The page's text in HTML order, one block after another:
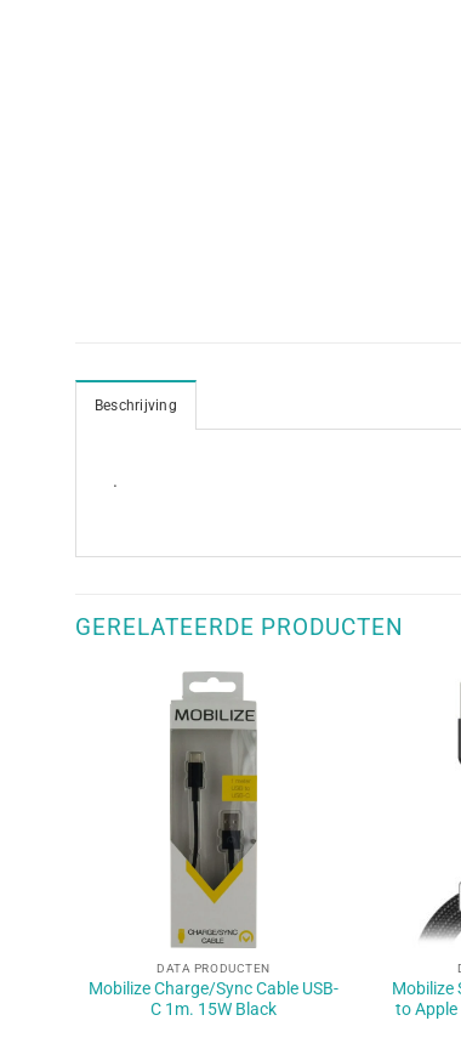
Beschrijving
.
GERELATEERDE PRODUCTEN
DATA PRODUCTEN
Mobilize Charge/Sync Cable USB-
C 1m. 15W Black
Mobilize
to